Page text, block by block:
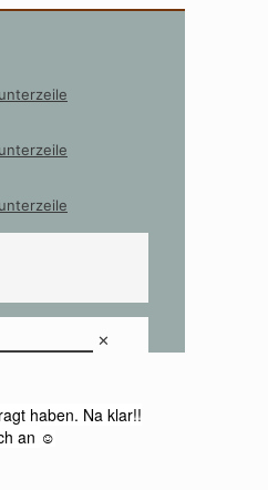
✕
haben. Na klar!!
an ☺️